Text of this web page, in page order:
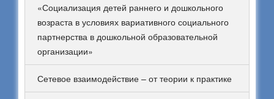
«Социализация детей раннего и дошкольного
возраста в условиях вариативного социального
партнерства в дошкольной образовательной
организации»
Сетевое взаимодействие – от теории к практике